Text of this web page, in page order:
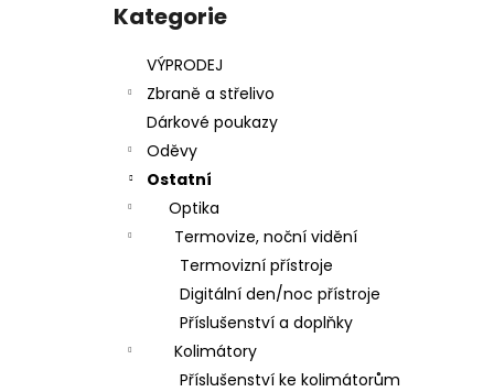
Přeskočit
kategorie
Kategorie
VÝPRODEJ
Zbraně a střelivo
Dárkové poukazy
Oděvy
Ostatní
Optika
Termovize, noční vidění
Termovizní přístroje
Digitální den/noc přístroje
Příslušenství a doplňky
Kolimátory
Příslušenství ke kolimátorům
DÁRKOVÝ POUKAZ (DO POZNÁMKY
NAPSAT JMÉNO OBDAROVANÉHO)
500 Kč